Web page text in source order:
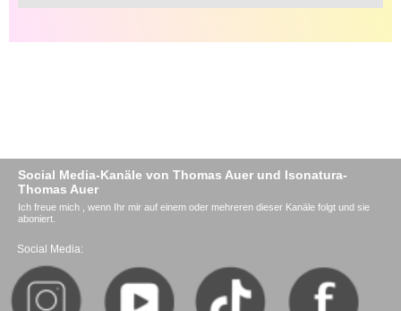
Social Media-Kanäle von Thomas Auer und Isonatura-
Thomas Auer
Ich freue mich , wenn Ihr mir auf einem oder mehreren dieser Kanäle folgt und sie
aboniert.
Social Media: